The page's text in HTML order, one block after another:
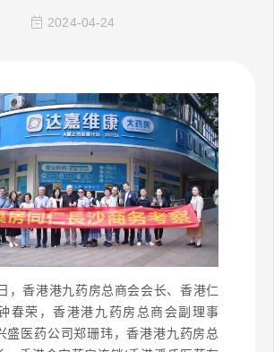
2024-04-24
，香港港九药房总商会会长、香港仁
春荣，香港港九药房总商会副理事
盛医药公司郑珊玮，香港港九药房总